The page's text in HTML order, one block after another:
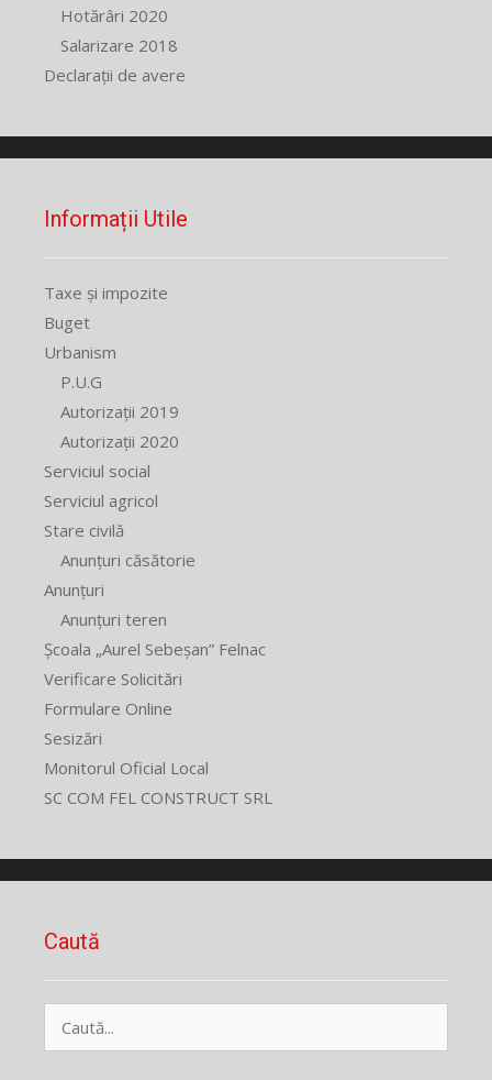
Hotărâri 2020
Salarizare 2018
Declarații de avere
Informații Utile
Taxe și impozite
Buget
Urbanism
P.U.G
Autorizații 2019
Autorizații 2020
Serviciul social
Serviciul agricol
Stare civilă
Anunțuri căsătorie
Anunțuri
Anunțuri teren
Școala „Aurel Sebeșan” Felnac
Verificare Solicitări
Formulare Online
Sesizări
Monitorul Oficial Local
SC COM FEL CONSTRUCT SRL
Caută
după: